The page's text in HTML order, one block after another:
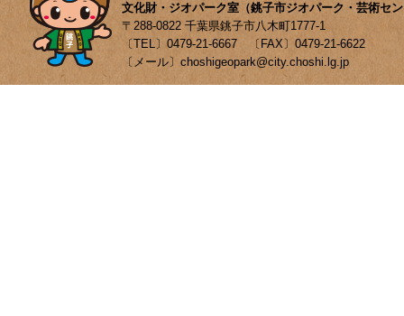
文化財・ジオパーク室（銚子市ジオパーク・芸術セ
〒288-0822 千葉県銚子市八木町1777-1
〔TEL〕0479-21-6667 〔FAX〕0479-21-6622
〔メール〕choshigeopark@city.choshi.lg.jp